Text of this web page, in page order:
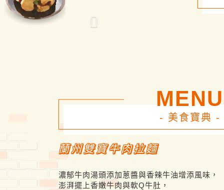
Previous
MENU
- 美食寶典 -
蘭州雙寶牛肉拉麵
濃郁牛肉湯頭添加蔥醬與香辣牛油增添風味，
澎湃擺上香嫩牛肉與軟Q牛肚，